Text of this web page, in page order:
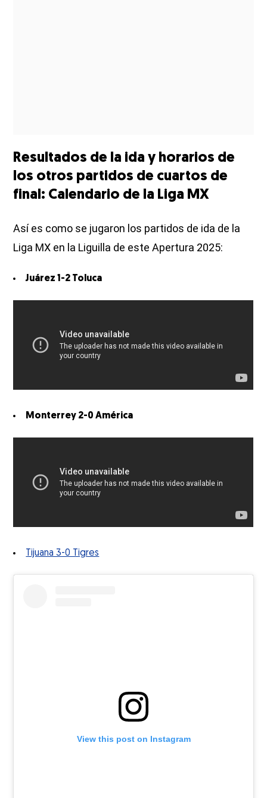
Resultados de la ida y horarios de
los otros partidos de cuartos de
final: Calendario de la Liga MX
Así es como se jugaron los partidos de ida de la
Liga MX en la Liguilla de este Apertura 2025:
Juárez 1-2 Toluca
Monterrey 2-0 América
Tijuana 3-0 Tigres
View this post on Instagram